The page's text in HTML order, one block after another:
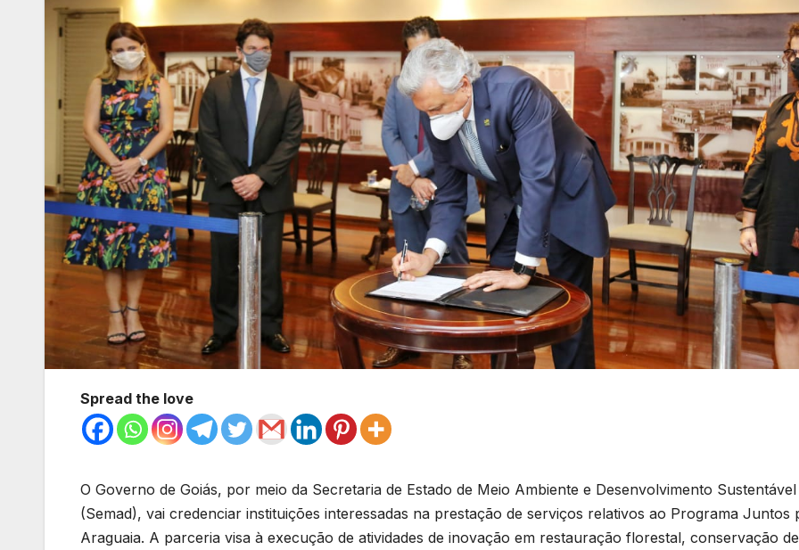
Spread the love
O Governo de Goiás, por meio da Secretaria de Estado de Meio Ambiente e Desenvolvimento Sustentável
(Semad), vai credenciar instituições interessadas na prestação de serviços relativos ao Programa Juntos
Araguaia. A parceria visa à execução de atividades de inovação em restauração florestal, conservação